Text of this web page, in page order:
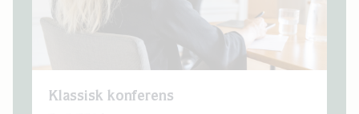
Klassisk konferens